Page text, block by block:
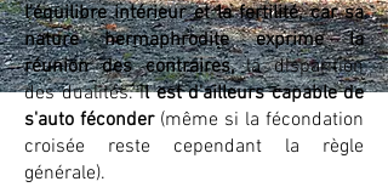
l'équilibre intérieur et la fertilité, car sa
nature hermaphrodite exprime la
réunion des contraires,la disparition
des dualités. Il est d'ailleurs capable de
s'auto féconder (même si la fécondation
croisée reste cependant la règle
générale).